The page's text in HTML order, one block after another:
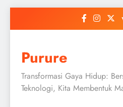
Purure
Transformasi Gaya Hidup:
Teknologi, Kita Membentuk